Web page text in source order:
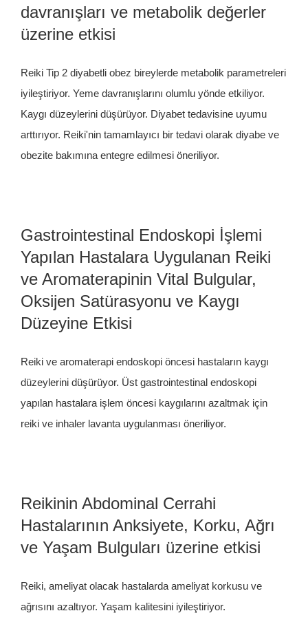
davranışları ve metabolik değerler
üzerine etkisi
Reiki Tip 2 diyabetli obez bireylerde metabolik parametreleri
iyileştiriyor. Yeme davranışlarını olumlu yönde etkiliyor.
Kaygı düzeylerini düşürüyor. Diyabet tedavisine uyumu
arttırıyor. Reiki'nin tamamlayıcı bir tedavi olarak diyabe ve
obezite bakımına entegre edilmesi öneriliyor.
Gastrointestinal Endoskopi İşlemi
Yapılan Hastalara Uygulanan Reiki
ve Aromaterapinin Vital Bulgular,
Oksijen Satürasyonu ve Kaygı
Düzeyine Etkisi
Reiki ve aromaterapi endoskopi öncesi hastaların kaygı
düzeylerini düşürüyor. Üst gastrointestinal endoskopi
yapılan hastalara işlem öncesi kaygılarını azaltmak için
reiki ve inhaler lavanta uygulanması öneriliyor.
Reikinin Abdominal Cerrahi
Hastalarının Anksiyete, Korku, Ağrı
ve Yaşam Bulguları üzerine etkisi
Reiki, ameliyat olacak hastalarda ameliyat korkusu ve
ağrısını azaltıyor. Yaşam kalitesini iyileştiriyor.